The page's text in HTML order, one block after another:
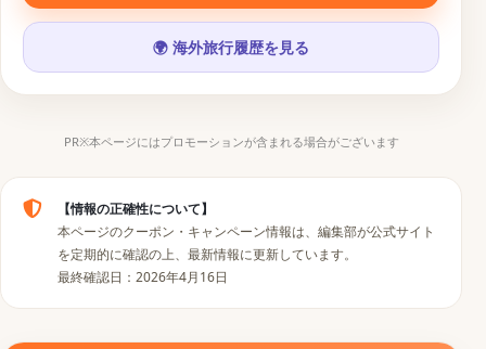
SNS・運営メディア
♪
🌍 海外旅行履歴を見る
PR※本ページにはプロモーションが含まれる場合がございます
【情報の正確性について】
本ページのクーポン・キャンペーン情報は、編集部が公式サイト
を定期的に確認の上、最新情報に更新しています。
最終確認日：2026年4月16日